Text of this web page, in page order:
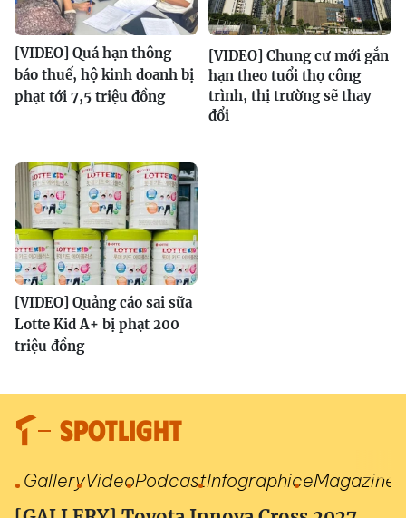
[VIDEO] Quá hạn thông
báo thuế, hộ kinh doanh bị
phạt tới 7,5 triệu đồng
[VIDEO] Chung cư mới gắn
hạn theo tuổi thọ công
trình, thị trường sẽ thay
đổi
[VIDEO] Quảng cáo sai sữa
Lotte Kid A+ bị phạt 200
triệu đồng
SPOTLIGHT
GalleryVideoPodcastInfographiceMagazine